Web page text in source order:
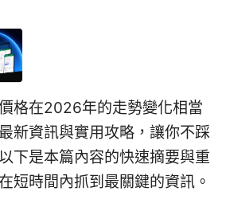
格在2026年的走勢變化相當
新資訊與實用攻略，讓你不踩
下是本篇內容的快速摘要與重
短時間內抓到最關鍵的資訊。